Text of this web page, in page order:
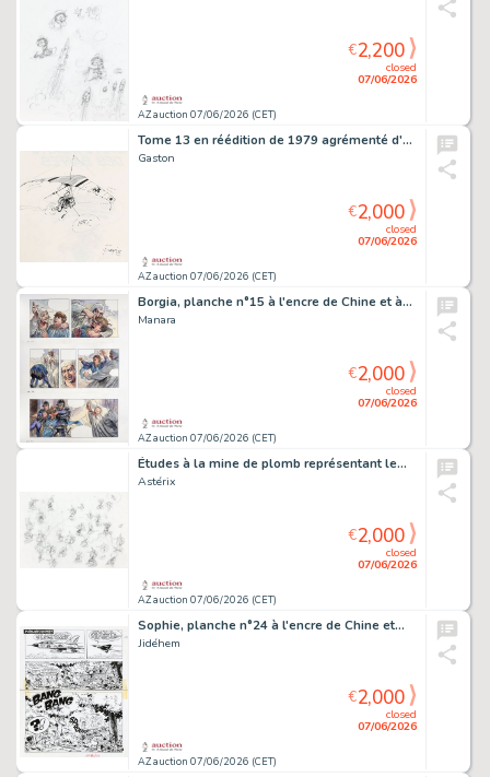
AZ auction 07/06/2026 (CET)
closed
07/06/2026
€2,200
Tome 13 en réédition de 1979 agrémenté d'un…
Gaston
AZ auction 07/06/2026 (CET)
closed
07/06/2026
€2,000
Borgia, planche n°15 à l'encre de Chine et à…
Manara
AZ auction 07/06/2026 (CET)
closed
07/06/2026
€2,000
Études à la mine de plomb représentant le…
Astérix
AZ auction 07/06/2026 (CET)
closed
07/06/2026
€2,000
Sophie, planche n°24 à l'encre de Chine et…
Jidéhem
AZ auction 07/06/2026 (CET)
closed
07/06/2026
€2,000